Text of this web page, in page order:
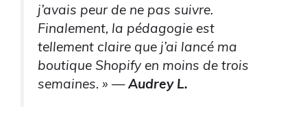
j’avais peur de ne pas suivre.
Finalement, la pédagogie est
tellement claire que j’ai lancé ma
boutique Shopify en moins de trois
semaines. » —Audrey L.